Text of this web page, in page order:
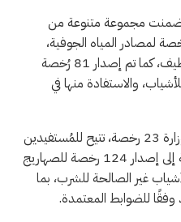
تضمنت مجموعة متنوعة من
لمصادر المياه الجوفية،
تشتمل على الحفر، والتعميق، والتنظيف، كما تم إصدار 81 رُخصة
والاستفادة منها في
ودعمًا للأنشطة المهنية؛ أصدرت الوزارة 23 رخصة، تتيح للمُستفيدين
مزاولة مهنة نشاط حفر الآبار، إضافة إلى إصدار 124 رخصة للصهاريج
و66 رخصة للأشياب غير الصالحة للشرب، بما
للضوابط المعتمدة.